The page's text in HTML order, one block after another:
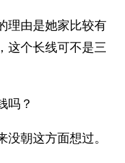
理由是她家比较有
这个长线可不是三
吗？
朝这方面想过。